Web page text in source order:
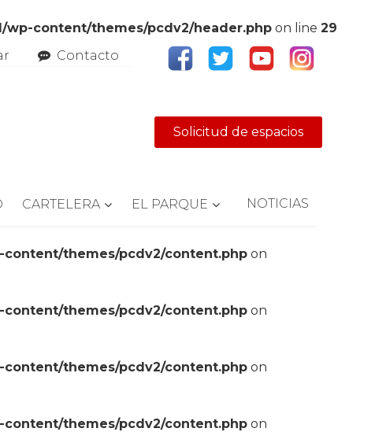
content/themes/pcdv2/header.php on line 29
Contacto
Solicitud de espacios
CARTELERA EL PARQUE NOTICIAS
themes/pcdv2/content.php on
themes/pcdv2/content.php on
themes/pcdv2/content.php on
themes/pcdv2/content.php on